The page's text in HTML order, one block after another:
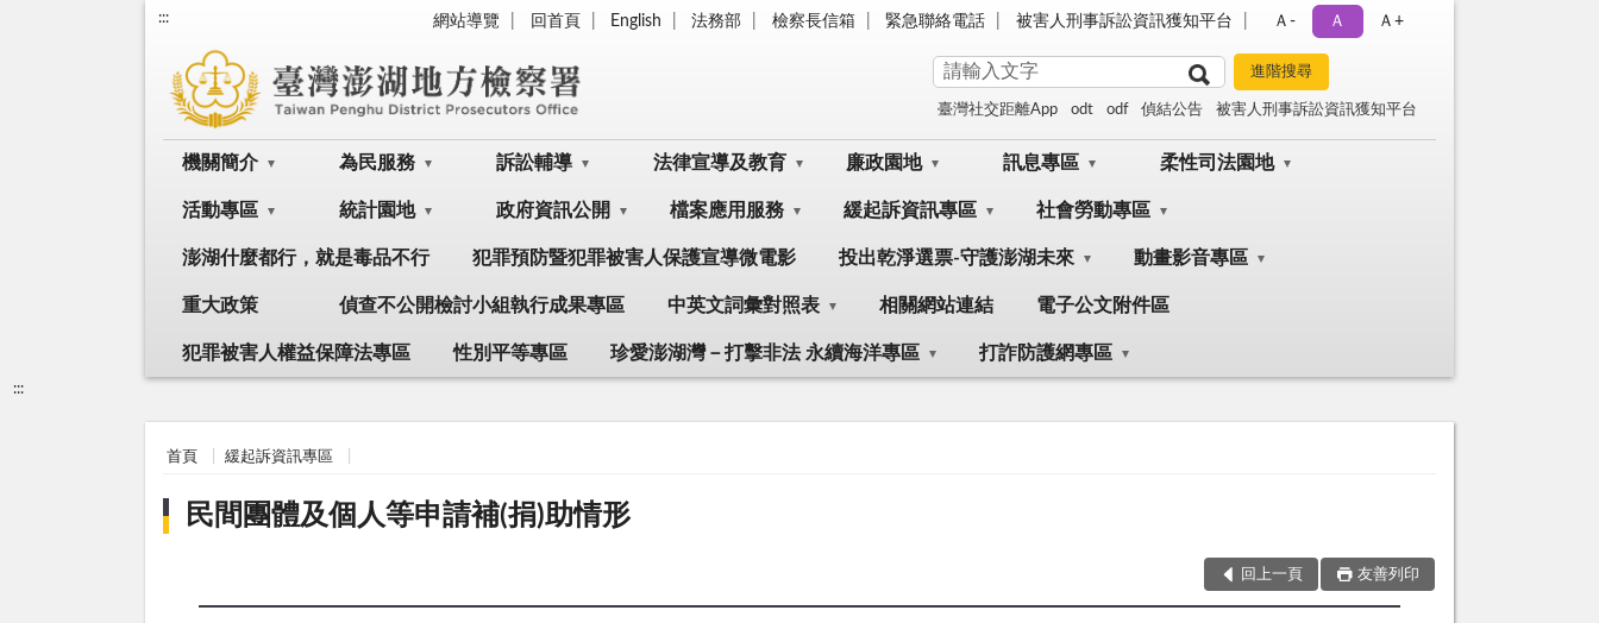
::: 網站導覽 回首頁 English 法務部 檢察長信箱 緊急聯絡電話 被害人刑事訴訟資訊獲知平台 Ａ- Ａ Ａ+
臺灣社交距離App odt odf 偵結公告 被害人刑事訴訟資訊獲知平台
機關簡介 為民服務 訴訟輔導 法律宣導及教育 廉政園地 訊息專區 柔性司法園地
活動專區 統計園地 政府資訊公開 檔案應用服務 緩起訴資訊專區 社會勞動專區
澎湖什麼都行，就是毒品不行 犯罪預防暨犯罪被害人保護宣導微電影 投出乾淨選票-守護澎湖未來 動畫影音專區
重大政策 偵查不公開檢討小組執行成果專區 中英文詞彙對照表 相關網站連結 電子公文附件區
犯罪被害人權益保障法專區 性別平等專區 珍愛澎湖灣－打擊非法 永續海洋專區 打詐防護網專區
:::
首頁 緩起訴資訊專區
民間團體及個人等申請補(捐)助情形
回上一頁 友善列印